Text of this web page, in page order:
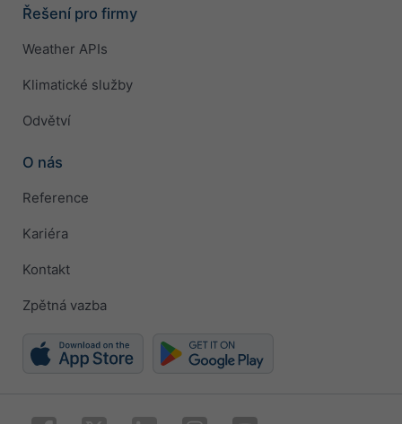
Řešení pro firmy
Weather APIs
Klimatické služby
Odvětví
O nás
Reference
Kariéra
Kontakt
Zpětná vazba